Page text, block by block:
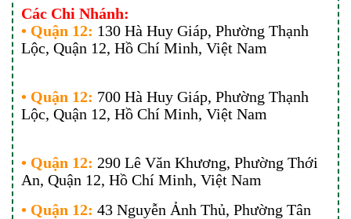
Các Chi Nhánh:
• Quận 12: 130 Hà Huy Giáp, Phường Thạnh
Lộc, Quận 12, Hồ Chí Minh, Việt Nam
• Quận 12: 700 Hà Huy Giáp, Phường Thạnh
Lộc, Quận 12, Hồ Chí Minh, Việt Nam
• Quận 12: 290 Lê Văn Khương, Phường Thới
An, Quận 12, Hồ Chí Minh, Việt Nam
• Quận 12: 43 Nguyễn Ảnh Thủ, Phường Tân